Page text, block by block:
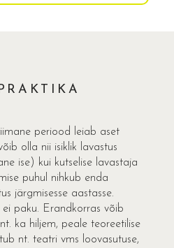
periood leiab aset
olla nii isiklik lavastus
ise) kui kutselise lavastaja
puhul nihkub enda
järgmisesse aastasse.
paku. Erandkorras võib
ka hiljem, peale teoreetilise
nt. teatri vms loovasutuse,